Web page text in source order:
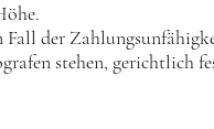
der
stehen, gerichtlich